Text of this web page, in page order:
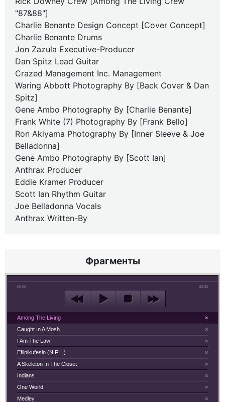
"87&88"]
Charlie Benante Design Concept [Cover Concept]
Charlie Benante Drums
Jon Zazula Executive-Producer
Dan Spitz Lead Guitar
Crazed Management Inc. Management
Waring Abbott Photography By [Back Cover & Dan
Spitz]
Gene Ambo Photography By [Charlie Benante]
Frank White (7) Photography By [Frank Bello]
Ron Akiyama Photography By [Inner Sleeve & Joe
Belladonna]
Gene Ambo Photography By [Scott Ian]
Anthrax Producer
Eddie Kramer Producer
Scott Ian Rhythm Guitar
Joe Belladonna Vocals
Anthrax Written-By
Фрагменты
00:00 00:30
×
Among The Living
×
Caught In A Mosh
×
I Am The Law
×
Efilnikufesin (N.F.L.)
×
A Skeleton In The Closet
×
Indians
×
One World
×
Medley